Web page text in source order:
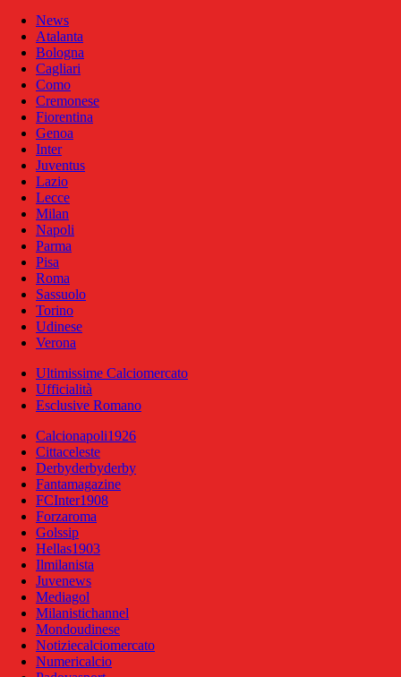
News
Atalanta
Bologna
Cagliari
Como
Cremonese
Fiorentina
Genoa
Inter
Juventus
Lazio
Lecce
Milan
Napoli
Parma
Pisa
Roma
Sassuolo
Torino
Udinese
Verona
Ultimissime Calciomercato
Ufficialità
Esclusive Romano
Calcionapoli1926
Cittaceleste
Derbyderbyderby
Fantamagazine
FCInter1908
Forzaroma
Golssip
Hellas1903
Ilmilanista
Juvenews
Mediagol
Milanistichannel
Mondoudinese
Notiziecalciomercato
Numericalcio